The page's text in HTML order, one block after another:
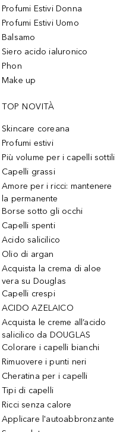
Profumi Estivi Donna
Profumi Estivi Uomo
Balsamo
Siero acido ialuronico
Phon
Make up
TOP NOVITÀ
Skincare coreana
Profumi estivi
Più volume per i capelli sottili
Capelli grassi
Amore per i ricci: mantenere
la permanente
Borse sotto gli occhi
Capelli spenti
Acido salicilico
Olio di argan
Acquista la crema di aloe
vera su Douglas
Capelli crespi
ACIDO AZELAICO
Acquista le creme all’acido
salicilico da DOUGLAS
Colorare i capelli bianchi
Rimuovere i punti neri
Cheratina per i capelli
Tipi di capelli
Ricci senza calore
Applicare l'autoabbronzante